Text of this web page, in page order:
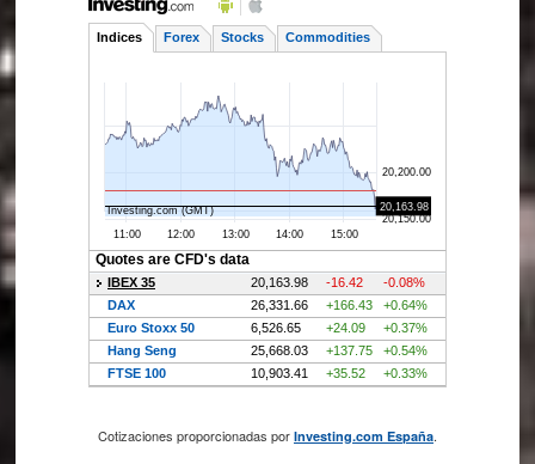
Cotizaciones proporcionadas por Investing.com España.